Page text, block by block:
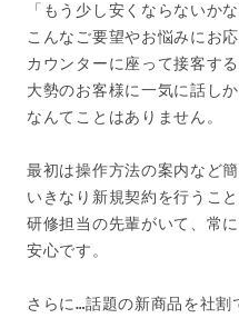
「もう少し安くならないかな
こんなご要望やお悩みにお
カウンターに座って接客す
大勢のお客様に一気に話し
なんてことはありません。
最初は操作方法の案内など
いきなり新規契約を行うこ
研修担当の先輩がいて、常
安心です。
さらに…話題の新商品を社